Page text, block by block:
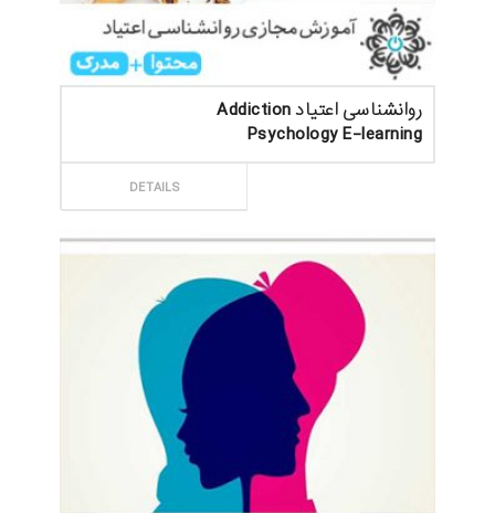
روانشناسی اعتیاد Addiction
Psychology E-learning
DETAILS